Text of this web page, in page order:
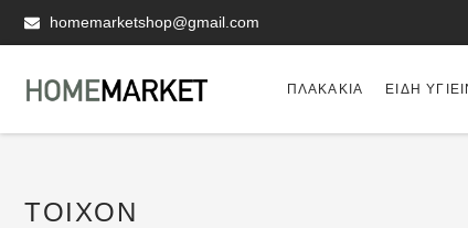
homemarketshop@gmail.com
ΠΛΑΚΆΚΙΑ ΕΊΔΗ
TOIXON